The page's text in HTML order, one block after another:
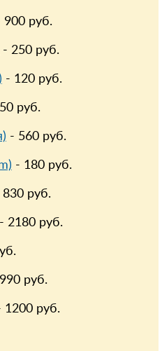
900руб.
- 250руб.
- 120руб.
руб.
- 560руб.
- 180руб.
830руб.
- 2180руб.
990руб.
1200руб.